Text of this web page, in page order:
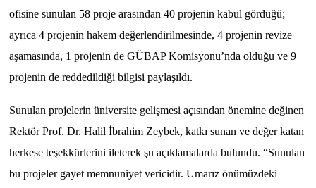
ofisine sunulan 58 proje arasından 40 projenin kabul gördüğü;
ayrıca 4 projenin hakem değerlendirilmesinde, 4 projenin revize
aşamasında, 1 projenin de GÜBAP Komisyonu’nda olduğu ve 9
projenin de reddedildiği bilgisi paylaşıldı.
Sunulan projelerin üniversite gelişmesi açısından önemine değinen
Rektör Prof. Dr. Halil İbrahim Zeybek, katkı sunan ve değer katan
herkese teşekkürlerini ileterek şu açıklamalarda bulundu. “Sunulan
bu projeler gayet memnuniyet vericidir. Umarız önümüzdeki